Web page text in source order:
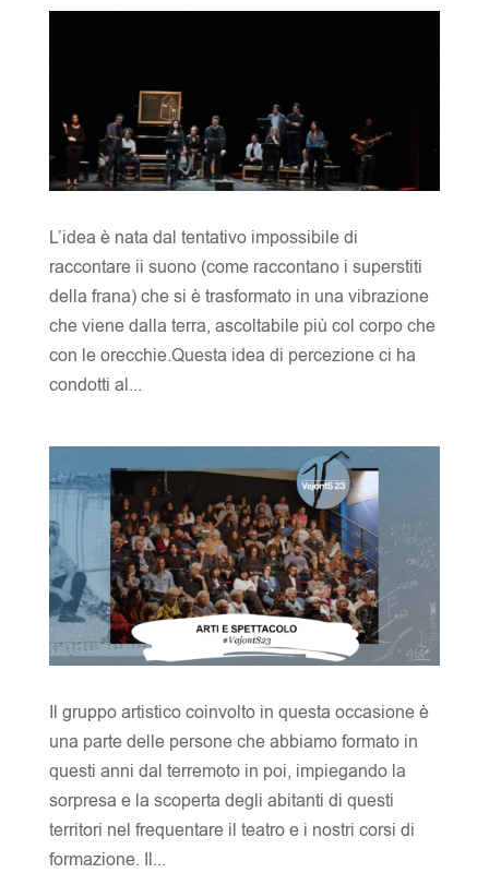
L’idea è nata dal tentativo impossibile di
raccontare ii suono (come raccontano i superstiti
della frana) che si è trasformato in una vibrazione
che viene dalla terra, ascoltabile più col corpo che
con le orecchie.Questa idea di percezione ci ha
condotti al...
Il gruppo artistico coinvolto in questa occasione è
una parte delle persone che abbiamo formato in
questi anni dal terremoto in poi, impiegando la
sorpresa e la scoperta degli abitanti di questi
territori nel frequentare il teatro e i nostri corsi di
formazione. Il...